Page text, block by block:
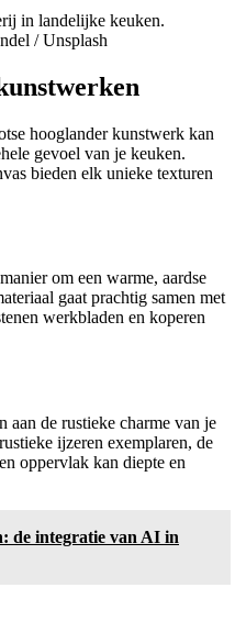
/ Unsplash
hooglander kunstwerk kan
gevoel van je keuken.
bieden elk unieke texturen
om een warme, aardse
gaat prachtig samen met
werkbladen en koperen
aan de rustieke charme van je
ijzeren exemplaren, de
oppervlak kan diepte en
de integratie van AI in